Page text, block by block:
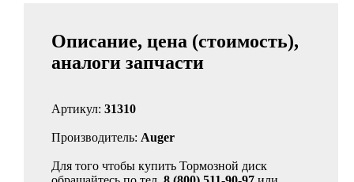
Описание, цена (стоимость),
аналоги запчасти
Артикул: 31310
Производитель: Auger
Для того чтобы купить Тормозной диск